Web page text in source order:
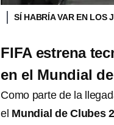
SÍ HABRÍA VAR EN LOS
FIFA estrena
en el Mundial
Como parte de la
el Mundial de Clubes